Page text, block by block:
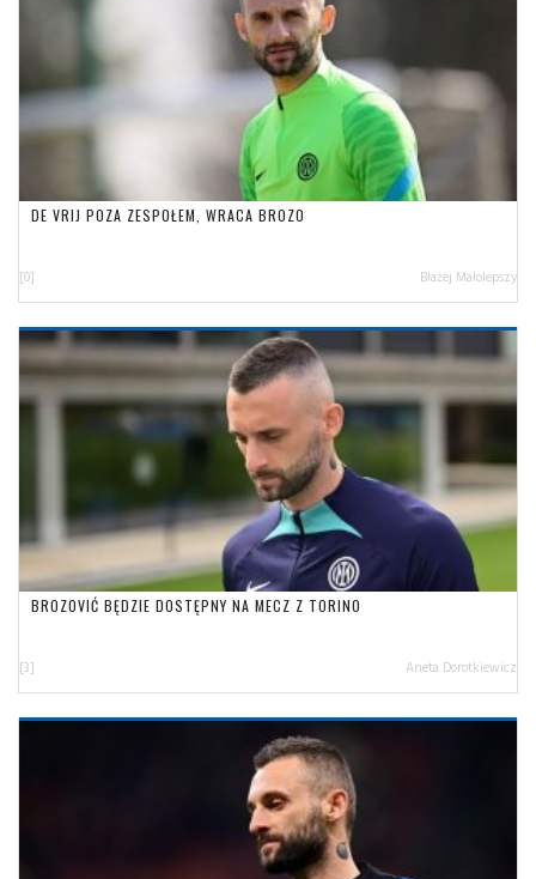
DE VRIJ POZA ZESPOŁEM, WRACA BROZO
[0] Błażej Małolepszy
BROZOVIĆ BĘDZIE DOSTĘPNY NA MECZ Z TORINO
[3] Aneta Dorotkiewicz